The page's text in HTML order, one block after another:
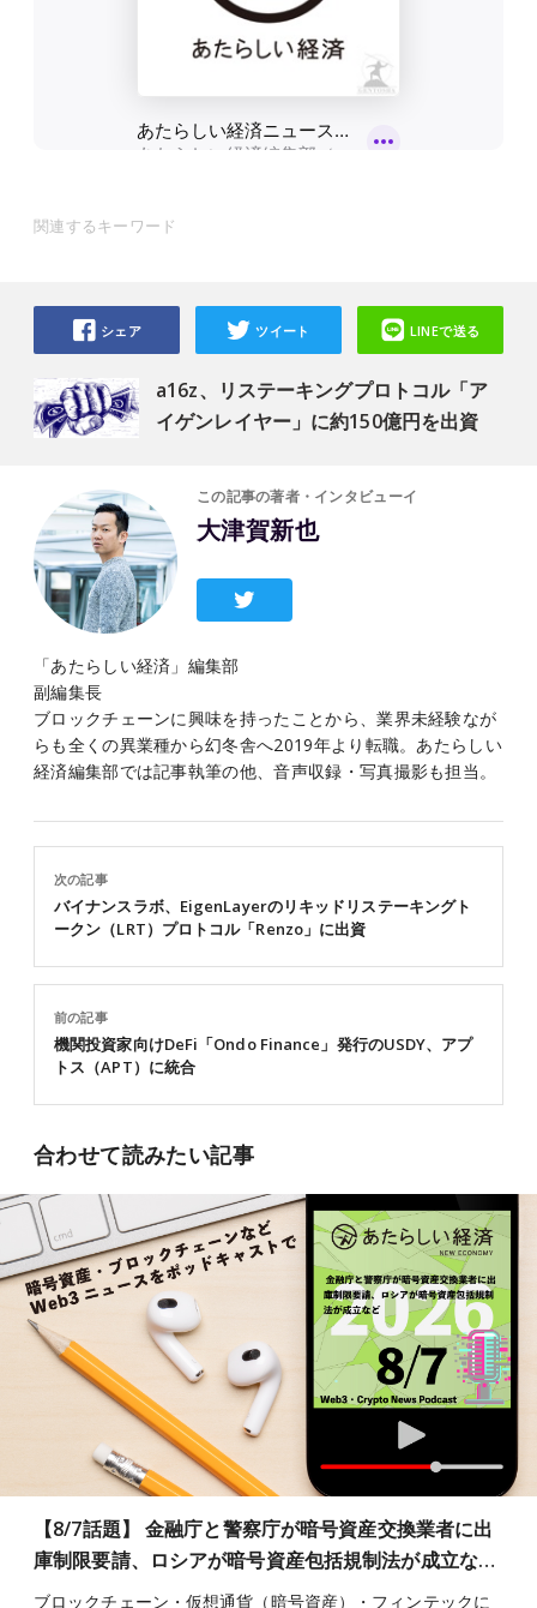
関連するキーワード
a16z、リステーキングプロトコル「ア
イゲンレイヤー」に約150億円を出資
シェア ツイート LINEで送る
この記事の著者・インタビューイ
大津賀新也
「あたらしい経済」編集部
副編集長
ブロックチェーンに興味を持ったことから、業界未経験なが
らも全くの異業種から幻冬舎へ2019年より転職。あたらしい
経済編集部では記事執筆の他、音声収録・写真撮影も担当。
前の記事
機関投資家向けDeFi「Ondo Finance」発行のUSDY、アプ
トス（APT）に統合
次の記事
バイナンスラボ、EigenLayerのリキッドリステーキングト
ークン（LRT）プロトコル「Renzo」に出資
合わせて読みたい記事
【8/7話題】 金融庁と警察庁が暗号資産交換業者に出
庫制限要請、ロシアが暗号資産包括規制法が成立な…
ブロックチェーン・仮想通貨（暗号資産）・フィンテックに